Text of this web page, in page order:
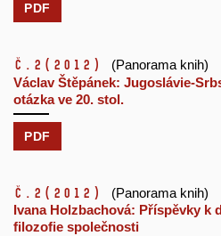
PDF
č.2 (2012)
(Panorama knih)
Václav Štěpánek: Jugoslávie-
otázka ve 20. stol.
PDF
č.2 (2012)
(Panorama knih)
Ivana Holzbachová: Příspěvky k
filozofie společnosti